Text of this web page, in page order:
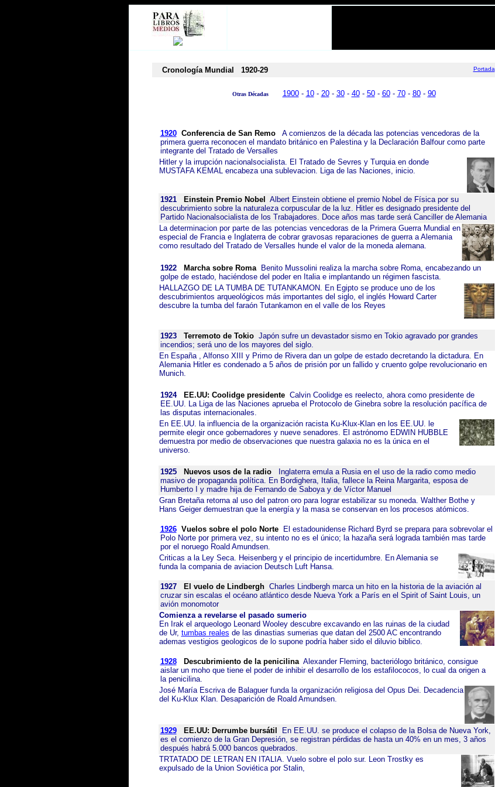
Cronología Mundial 1920-29 Portada
Otras Décadas 1900- 10- 20- 30- 40- 50- 60- 70- 80- 90
1920 Conferencia de San RemoA comienzos de la década las potencias vencedoras de la
primera guerra reconocen el mandato británico en Palestina y la Declaración Balfour como parte
integrante del Tratado de Versalles
Hitler y la irrupción nacionalsocialista. El Tratado de Sevres y Turquia en donde
MUSTAFA KEMAL encabeza una sublevacion. Liga de las Naciones, inicio.
1921 Einstein Premio Nobel
Albert Einstein obtiene el premio Nobel de Física por su
descubrimiento sobre la naturaleza corpuscular de la luz. Hitler es designado presidente del
Partido Nacionalsocialista de los Trabajadores. Doce años mas tarde será Canciller de Alemania
La determinacion por parte de las potencias vencedoras de la Primera Guerra Mundial en
especial de Francia e Inglaterra de cobrar gravosas reparaciones de guerra a Alemania
como resultado del Tratado de Versalles hunde el valor de la moneda alemana.
1922 Marcha sobre RomaBenito Mussolini realiza la marcha sobre Roma, encabezando un
golpe de estado, haciéndose del poder en Italia e implantando un régimen fascista.
HALLAZGO DE LA TUMBA DE TUTANKAMON. En Egipto se produce uno de los
descubrimientos arqueológicos más importantes del siglo, el inglés Howard Carter
descubre la tumba del faraón Tutankamon en el valle de los Reyes
1923 Terremoto de TokioJapón sufre un devastador sismo en Tokio agravado por grandes
incendios; será uno de los mayores del siglo.
En España , Alfonso XIII y Primo de Rivera dan un golpe de estado decretando la dictadura. En
Alemania Hitler es condenado a 5 años de prisión por un fallido y cruento golpe revolucionario en
Munich.
1924 EE.UU: Coolidge presidenteCalvin Coolidge es reelecto, ahora como presidente de
EE.UU. La Liga de las Naciones aprueba el Protocolo de Ginebra sobre la resolución pacífica de
las disputas internacionales.
En EE.UU. la influencia de la organización racista Ku-Klux-Klan en los EE.UU. le
permite elegir once gobernadores y nueve senadores. El astrónomo EDWIN HUBBLE
demuestra por medio de observaciones que nuestra galaxia no es la única en el
universo.
1925 Nuevos usos de la radio
Inglaterra emula a Rusia en el uso de la radio como medio
masivo de propaganda política. En Bordighera, Italia, fallece la Reina Margarita, esposa de
Humberto I y madre hija de Fernando de Saboya y de Víctor Manuel
Gran Bretaña retorna al uso del patron oro para lograr estabilizar su moneda. Walther Bothe y
Hans Geiger demuestran que la energía y la masa se conservan en los procesos atómicos.
1926 Vuelos sobre el polo NorteEl estadounidense Richard Byrd se prepara para sobrevolar el
Polo Norte por primera vez, su intento no es el único; la hazaña será lograda también mas tarde
por el noruego Roald Amundsen.
Criticas a la Ley Seca. Heisenberg y el principio de incertidumbre. En Alemania se
funda la compania de aviacion Deutsch Luft Hansa.
1927 El vuelo de LindberghCharles Lindbergh marca un hito en la historia de la aviación al
cruzar sin escalas el océano atlántico desde Nueva York a París en el Spirit of Saint Louis, un
avión monomotor
Comienza a revelarse el pasado sumerio
En Irak el arqueologo Leonard Wooley descubre excavando en las ruinas de la ciudad
de Ur, tumbas reales de las dinastias sumerias que datan del 2500 AC encontrando
ademas vestigios geologicos de lo supone podría haber sido el diluvio biblico.
1928 Descubrimiento de la penicilinaAlexander Fleming, bacteriólogo británico, consigue
aislar un moho que tiene el poder de inhibir el desarrollo de los estafilococos, lo cual da origen a
la penicilina.
José María Escriva de Balaguer funda la organización religiosa del Opus Dei. Decadencia
del Ku-Klux Klan. Desaparición de Roald Amundsen.
1929 EE.UU: Derrumbe bursátil
En EE.UU. se produce el colapso de la Bolsa de Nueva York,
es el comienzo de la Gran Depresión, se registran pérdidas de hasta un 40% en un mes, 3 años
después habrá 5.000 bancos quebrados.
TRTATADO DE LETRAN EN ITALIA. Vuelo sobre el polo sur. Leon Trostky es
expulsado de la Union Soviética por Stalin,